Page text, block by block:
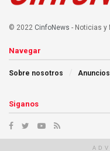
© 2022 CinfoNews - Noticias y
Navegar
Sobre nosotros Anuncios
Siganos